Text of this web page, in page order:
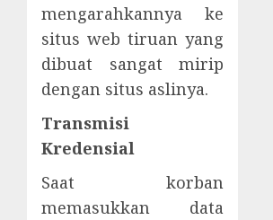
mengarahkannya ke
situs web tiruan yang
dibuat sangat mirip
dengan situs aslinya.
Transmisi
Kredensial
Saat korban
memasukkan data